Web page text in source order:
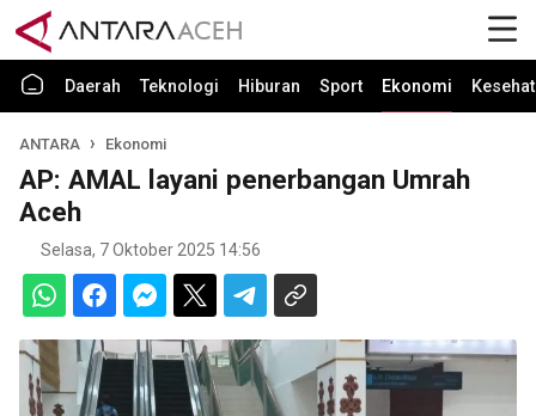
Daerah Teknologi Hiburan Sport Ekonomi
ANTARA Ekonomi
AP: AMAL layani penerbangan Umrah
Aceh
Selasa, 7 Oktober 2025 14:56